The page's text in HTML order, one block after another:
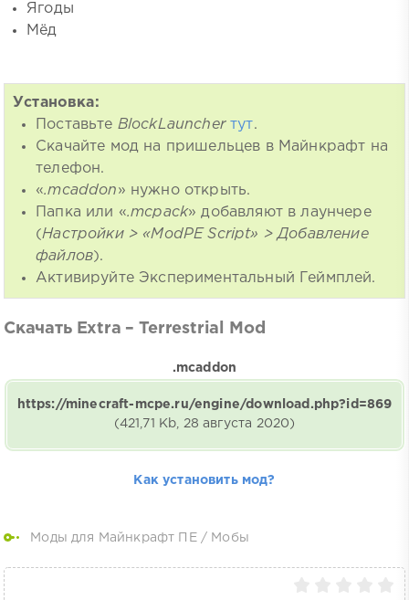
Ягоды
Мёд
Установка:
Поставьте BlockLauncher тут.
Скачайте мод на пришельцев в Майнкрафт на
телефон.
«.mcaddon » нужно открыть.
Папка или «.mcpack» добавляют в лаунчере
(Настройки > «ModPE Script» > Добавление
файлов).
Активируйте Экспериментальный Геймплей.
Скачать Extra – Terrestrial Mod
.mcaddon
https://minecraft-mcpe.ru/engine/download.php?id=869
(421,71 Kb, 28 августа 2020)
Как установить мод?
Моды для Майнкрафт ПЕ / Мобы